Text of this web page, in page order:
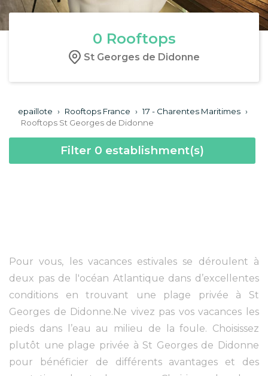
0 Rooftops
St Georges de Didonne
epaillote › Rooftops France › 17 - Charentes Maritimes ›
Rooftops St Georges de Didonne
Filter 0 establishment(s)
Pour vous, les vacances estivales se déroulent à
deux pas de l'océan Atlantique dans d’excellentes
conditions en trouvant une plage privée à St
Georges de Didonne.Ne vivez pas vos vacances les
pieds dans l’eau au milieu de la foule. Choisissez
plutôt une plage privée à St Georges de Didonne
pour bénéficier de différents avantages et des